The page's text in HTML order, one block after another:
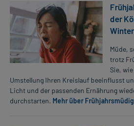
der
Müde,
trotz
Sie,
Umstellung Ihren Kreislauf beeinflusst
Licht und der passenden Ernährung
durchstarten. Mehr über